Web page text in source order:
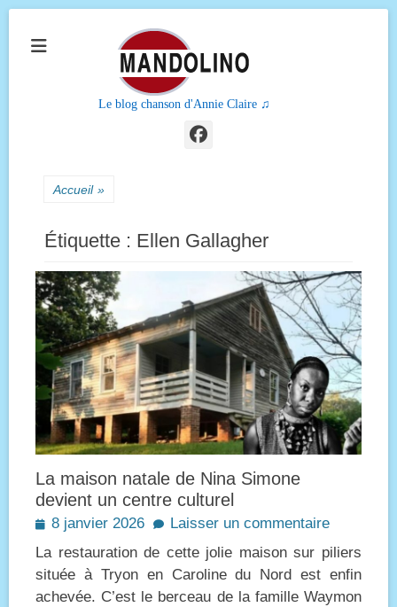
Le blog chanson d'Annie Claire ♫
Facebook
Accueil »
Étiquette : Ellen Gallagher
La maison natale de Nina Simone
devient un centre culturel
Posted
8 janvier 2026
Laisser un commentaire
La restauration de cette jolie maison sur piliers
située à Tryon en Caroline du Nord est enfin
achevée. C’est le berceau de la famille Waymon